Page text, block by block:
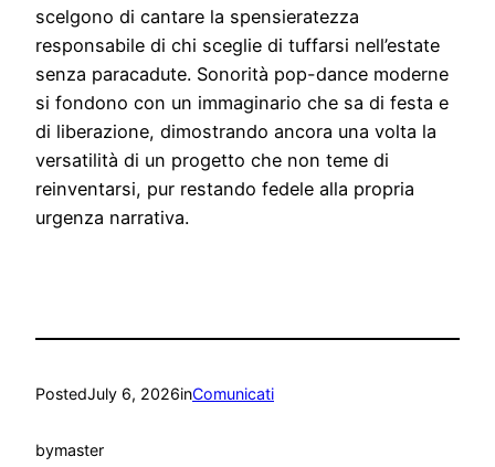
scelgono di cantare la spensieratezza
responsabile di chi sceglie di tuffarsi nell’estate
senza paracadute. Sonorità pop-dance moderne
si fondono con un immaginario che sa di festa e
di liberazione, dimostrando ancora una volta la
versatilità di un progetto che non teme di
reinventarsi, pur restando fedele alla propria
urgenza narrativa.
PostedJuly 6, 2026inComunicati
bymaster